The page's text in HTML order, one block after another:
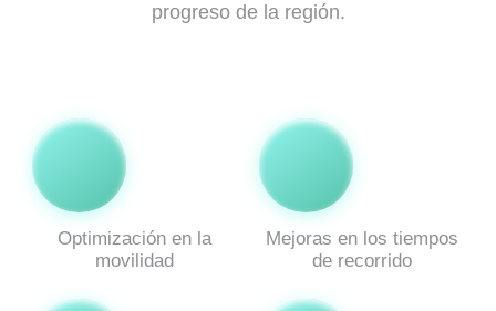
progreso de la región.
Optimización en la
movilidad
Mejoras en los tiempos
de recorrido